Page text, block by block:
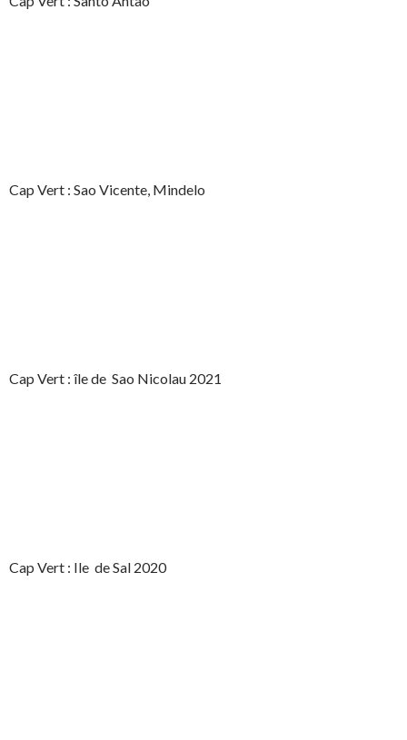
Cap Vert : Sao Vicente, Mindelo
Cap Vert : île de Sao Nicolau 2021
Cap Vert : Ile de Sal 2020